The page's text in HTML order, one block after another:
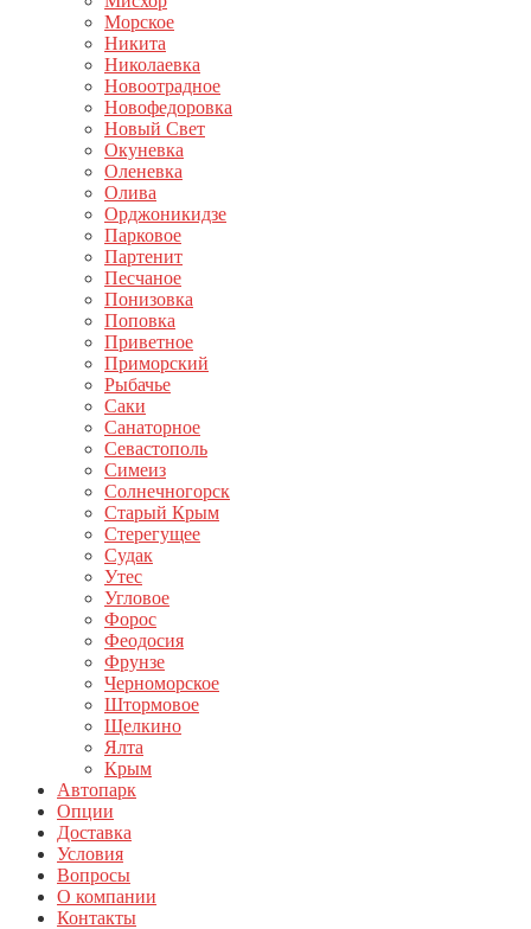
Морское
Никита
Николаевка
Новоотрадное
Новофедоровка
Новый Свет
Окуневка
Оленевка
Олива
Орджоникидзе
Парковое
Партенит
Песчаное
Понизовка
Поповка
Приветное
Приморский
Рыбачье
Саки
Санаторное
Севастополь
Симеиз
Солнечногорск
Старый Крым
Стерегущее
Судак
Утес
Угловое
Форос
Феодосия
Фрунзе
Черноморское
Штормовое
Щелкино
Ялта
Крым
Автопарк
Опции
Доставка
Условия
Вопросы
О компании
Контакты